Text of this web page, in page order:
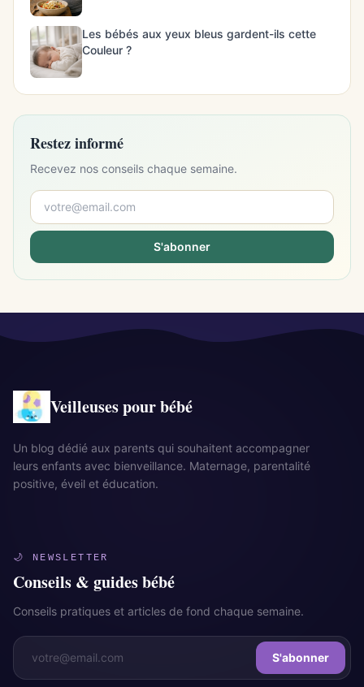
Les bébés aux yeux bleus gardent-ils cette
Couleur ?
Restez informé
Recevez nos conseils chaque semaine.
S'abonner
Veilleuses pour bébé
Un blog dédié aux parents qui souhaitent accompagner
leurs enfants avec bienveillance. Maternage, parentalité
positive, éveil et éducation.
🌙 NEWSLETTER
Conseils & guides bébé
Conseils pratiques et articles de fond chaque semaine.
S'abonner